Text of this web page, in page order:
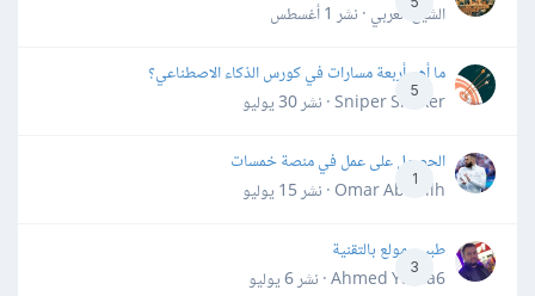
الشيخ العربي · نشر 1 أغسطس
5
ما أهم أربعة مسارات في كورس الذكاء الاصطناعي؟
Sniper Shaker · نشر
30 يوليو
1
الحصول على عمل في منصة خمسات
Omar Abdallh · نشر
15 يوليو
3
طبيب مولع بالتقنية
Ahmed Yahia6 · نشر
6 يوليو